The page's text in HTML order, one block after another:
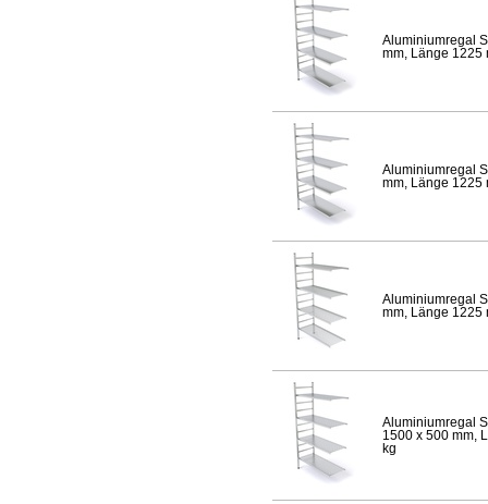
Aluminiumregal
mm, Länge 1225
Aluminiumregal
mm, Länge 1225
Aluminiumregal
mm, Länge 1225
Aluminiumregal
1500 x 500 mm,
kg